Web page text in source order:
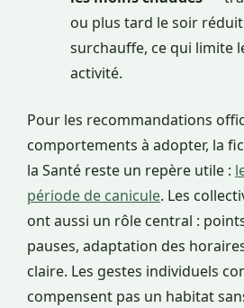
ou plus tard le soir
surchauffe, ce qui limite
activité.
Pour les recommandations
comportements à adopter, la
la Santé reste un repère utile :
période de canicule. Les
ont aussi un rôle central :
pauses, adaptation des
claire. Les gestes individuels
compensent pas un habitat